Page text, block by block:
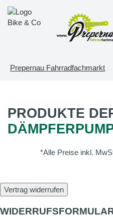
Prepernau Fahrradfachmarkt
PRODUKTE
*Alle Preise inkl.
Vertrag widerrufen